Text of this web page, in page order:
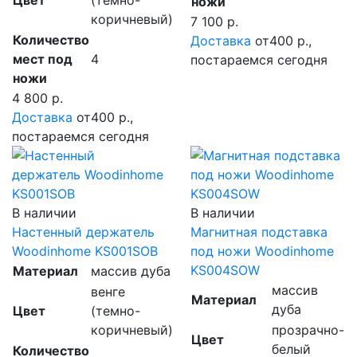
коричневый)
Количество
мест под
ножи
4
4 800 р.
Доставка от400 р.,
постараемся сегодня
7 100 р.
Доставка от400 р.,
постараемся сегодня
В наличии
Настенный держатель
Woodinhome KS001SOB
Материал
массив дуба
Цвет
венге
(темно-
коричневый)
Количество
В наличии
Магнитная подставка
под ножи Woodinhome
KS004SOW
Материал
массив
дуба
Цвет
прозрачно-
белый